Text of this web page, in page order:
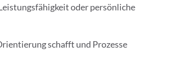
oder persönliche
schafft und Prozesse